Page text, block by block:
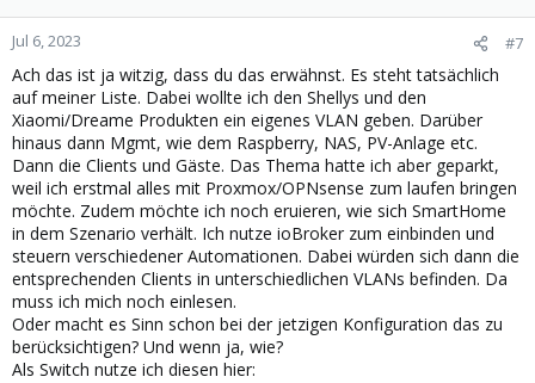
o
n
s
:
Jul 6, 2023 #7
Ach das ist ja witzig, dass du das erwähnst. Es steht tatsächlich
auf meiner Liste. Dabei wollte ich den Shellys und den
Xiaomi/Dreame Produkten ein eigenes VLAN geben. Darüber
hinaus dann Mgmt, wie dem Raspberry, NAS, PV-Anlage etc.
Dann die Clients und Gäste. Das Thema hatte ich aber geparkt,
weil ich erstmal alles mit Proxmox/OPNsense zum laufen bringen
möchte. Zudem möchte ich noch eruieren, wie sich SmartHome
in dem Szenario verhält. Ich nutze ioBroker zum einbinden und
steuern verschiedener Automationen. Dabei würden sich dann die
entsprechenden Clients in unterschiedlichen VLANs befinden. Da
muss ich mich noch einlesen.
Oder macht es Sinn schon bei der jetzigen Konfiguration das zu
berücksichtigen? Und wenn ja, wie?
Als Switch nutze ich diesen hier: